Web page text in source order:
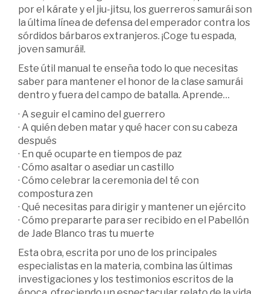
por el kárate y el jiu-jitsu, los guerreros samurái son
la última línea de defensa del emperador contra los
sórdidos bárbaros extranjeros. ¡Coge tu espada,
joven samurái!.
Este útil manual te enseña todo lo que necesitas
saber para mantener el honor de la clase samurái
dentro y fuera del campo de batalla. Aprende…
· A seguir el camino del guerrero
· A quién deben matar y qué hacer con su cabeza
después
· En qué ocuparte en tiempos de paz
· Cómo asaltar o asediar un castillo
· Cómo celebrar la ceremonia del té con
compostura zen
· Qué necesitas para dirigir y mantener un ejército
· Cómo prepararte para ser recibido en el Pabellón
de Jade Blanco tras tu muerte
Esta obra, escrita por uno de los principales
especialistas en la materia, combina las últimas
investigaciones y los testimonios escritos de la